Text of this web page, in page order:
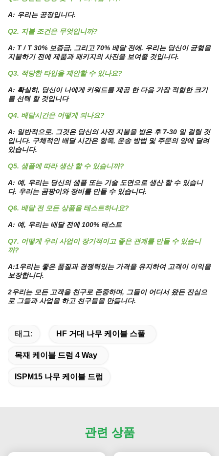
A: 우리는 공장입니다.
Q2. 지불 조건은 무엇입니까?
A: T / T 30% 보증금, 그리고 70% 배달 전에. 우리는 당신이 균형을
지불하기 전에 제품과 패키지의 사진을 보여줄 것입니다.
Q3. 적당한 타입을 제안할 수 있나요?
A: 확실히, 당신이 나에게 키워드를 제공 한 다음 가장 적합한 크기
를 선택 할 것입니다
Q4. 배달시간은 어떻게 되나요?
A: 일반적으로, 그것은 당신의 사전 지불을 받은 후 7-30 일 걸릴 것
입니다. 구체적인 배달 시간은 항목, 운송 방법 및 주문의 양에 달려
있습니다.
Q5. 샘플에 따라 생산 할 수 있습니까?
A: 예, 우리는 당신의 샘플 또는 기술 도면으로 생산 할 수 있습니
다. 우리는 곰팡이와 장비를 만들 수 있습니다.
Q6. 배달 전 모든 상품을 테스트하나요?
A: 예, 우리는 배달 전에 100% 테스트
Q7. 어떻게 우리 사업이 장기적이고 좋은 관계를 만들 수 있습니
까?
A:1우리는 좋은 품질과 경쟁력있는 가격을 유지하여 고객이 이익을
보장합니다.
2우리는 모든 고객을 친구로 존중하며, 그들이 어디서 왔든 진심으
로 그들과 사업을 하고 친구들을 만듭니다.
태그: HF 거대 나무 케이블 스풀
목재 케이블 드럼 4 Way
ISPM15 나무 케이블 드럼
관련 상품